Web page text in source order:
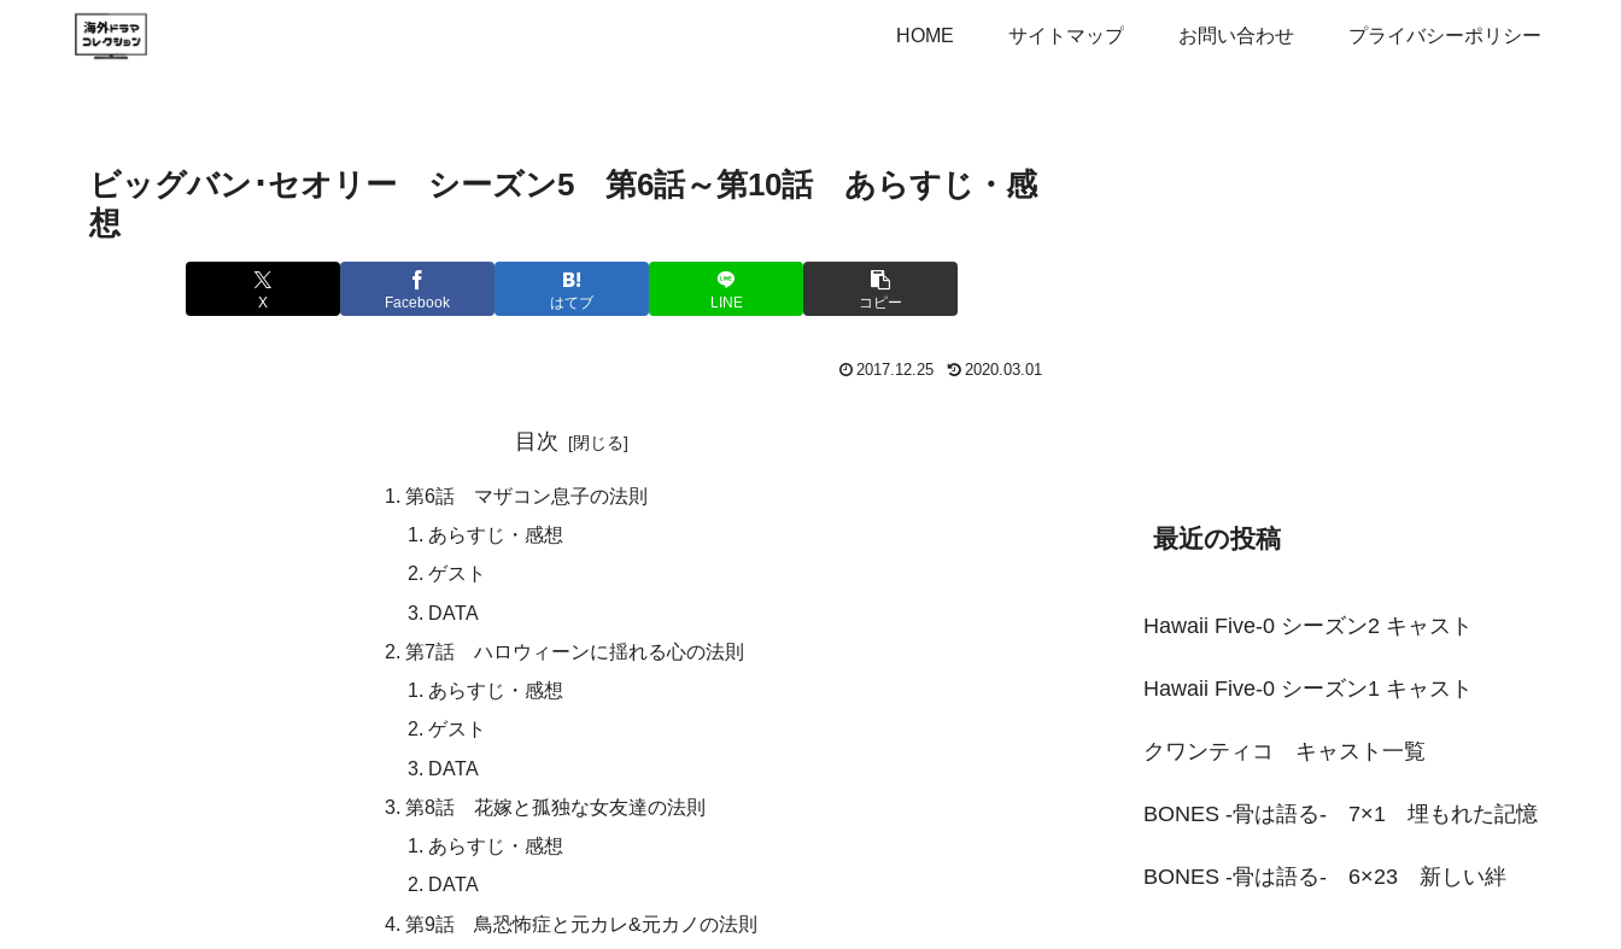
HOME サイトマップ お問い合わせ プライバシーポリシー
ビッグバン･セオリー シーズン5 第6話～第10話 あらすじ・感
想
X Facebook はてブ LINE コピー
2017.12.25 2020.03.01
目次
第6話 マザコン息子の法則
あらすじ・感想
ゲスト
DATA
第7話 ハロウィーンに揺れる心の法則
あらすじ・感想
ゲスト
DATA
第8話 花嫁と孤独な女友達の法則
あらすじ・感想
DATA
第9話 鳥恐怖症と元カレ&元カノの法則
最近の投稿
Hawaii Five-0 シーズン2 キャスト
Hawaii Five-0 シーズン1 キャスト
クワンティコ キャスト一覧
BONES -骨は語る- 7×1 埋もれた記憶
BONES -骨は語る- 6×23 新しい絆